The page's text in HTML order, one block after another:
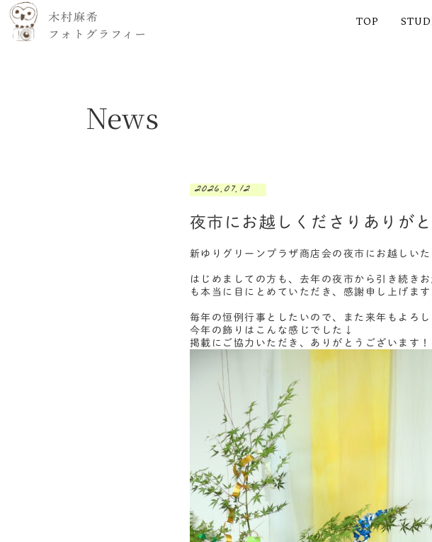
TOP
News
2026.07.12
夜市にお越しくださりありが
新ゆりグリーンプラザ商店会の夜市にお越しい
はじめましての方も、去年の夜市から引き続き
も本当に目にとめていただき、感謝申し上げま
毎年の恒例行事としたいので、また来年もよろし
今年の飾りはこんな感じでした↓
掲載にご協力いただき、ありがとうございます！